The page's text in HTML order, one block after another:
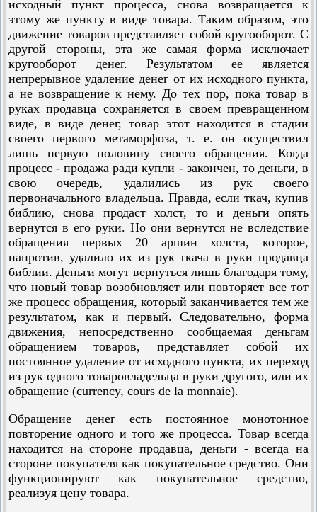
исходный пункт процесса, снова возвращается к
этому же пункту в виде товара. Таким образом, это
движение товаров представляет собой кругооборот. С
другой стороны, эта же самая форма исключает
кругооборот денег. Результатом ее является
непрерывное удаление денег от их исходного пункта,
а не возвращение к нему. До тех пор, пока товар в
руках продавца сохраняется в своем превращенном
виде, в виде денег, товар этот находится в стадии
своего первого метаморфоза, т. е. он осуществил
лишь первую половину своего обращения. Когда
процесс - продажа ради купли - закончен, то деньги, в
свою очередь, удалились из рук своего
первоначального владельца. Правда, если ткач, купив
библию, снова продаст холст, то и деньги опять
вернутся в его руки. Но они вернутся не вследствие
обращения первых 20 аршин холста, которое,
напротив, удалило их из рук ткача в руки продавца
библии. Деньги могут вернуться лишь благодаря тому,
что новый товар возобновляет или повторяет все тот
же процесс обращения, который заканчивается тем же
результатом, как и первый. Следовательно, форма
движения, непосредственно сообщаемая деньгам
обращением товаров, представляет собой их
постоянное удаление от исходного пункта, их переход
из рук одного товаровладельца в руки другого, или их
обращение (currency, cours de la monnaie).
Обращение денег есть постоянное монотонное
повторение одного и того же процесса. Товар всегда
находится на стороне продавца, деньги - всегда на
стороне покупателя как покупательное средство. Они
функционируют как покупательное средство,
реализуя цену товара.